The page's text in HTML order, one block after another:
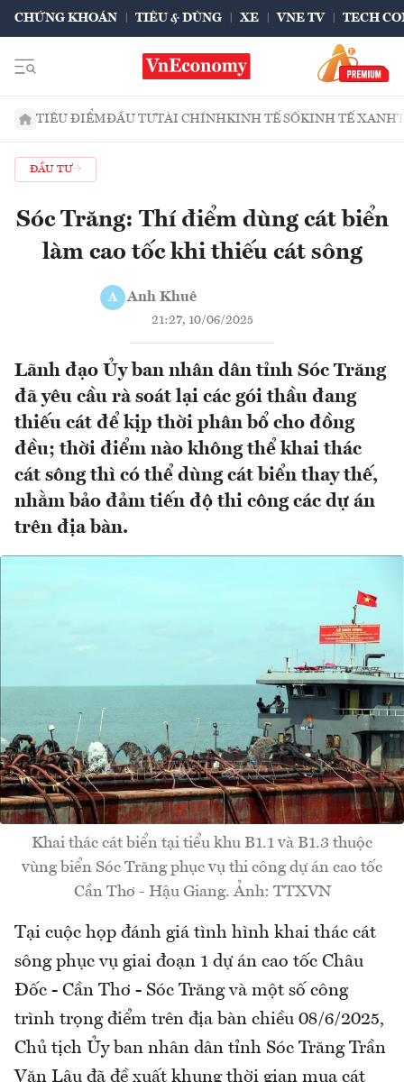
CHỨNG KHOÁN TIÊU & DÙNG XE VNE TV TECH
TIÊU ĐIỂMĐẦU TƯTÀI CHÍNHKINH TẾ SỐKINH TẾ XANH
ĐẦU TƯ
Sóc Trăng: Thí điểm dùng cát biển
làm cao tốc khi thiếu cát sông
A Anh Khuê
21:27, 10/06/2025
Lãnh đạo Ủy ban nhân dân tỉnh Sóc Trăng
đã yêu cầu rà soát lại các gói thầu đang
thiếu cát để kịp thời phân bổ cho đồng
đều; thời điểm nào không thể khai thác
cát sông thì có thể dùng cát biển thay thế,
nhằm bảo đảm tiến độ thi công các dự án
trên địa bàn.
Khai thác cát biển tại tiểu khu B1.1 và B1.3 thuộc
vùng biển Sóc Trăng phục vụ thi công dự án cao tốc
Cần Thơ - Hậu Giang. Ảnh: TTXVN
Tại cuộc họp đánh giá tình hình khai thác cát
sông phục vụ giai đoạn 1 dự án cao tốc Châu
Đốc - Cần Thơ - Sóc Trăng và một số công
trình trọng điểm trên địa bàn chiều 08/6/2025,
Chủ tịch Ủy ban nhân dân tỉnh Sóc Trăng Trần
Văn Lâu đã đề xuất khung thời gian mua cát